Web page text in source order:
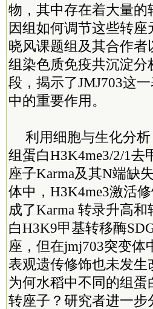
物，其中存在着大量
因组如何调节这些转
晓风课题组及其合作
组染色质免疫共沉淀
段，揭示了JMJ703这
中的重要作用。
利用细胞与生化分
组蛋白H3K4me3/2/1去
座子Karma及其N端缺
体中，H3K4me3激活
成了Karma 转录升高
白H3K9甲基转移酶
座，但在jmj703突变体
表观遗传修饰也未发生
为何水稻中不同的组蛋
转座子？研究者进一步